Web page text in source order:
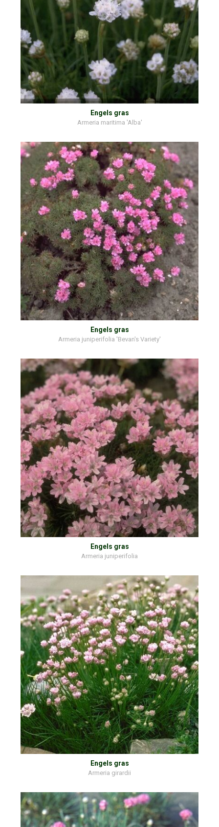
Engels gras
Armeria maritima 'Alba'
Engels gras
Armeria juniperifolia 'Bevan's Variety'
Engels gras
Armeria juniperifolia
Engels gras
Armeria girardii